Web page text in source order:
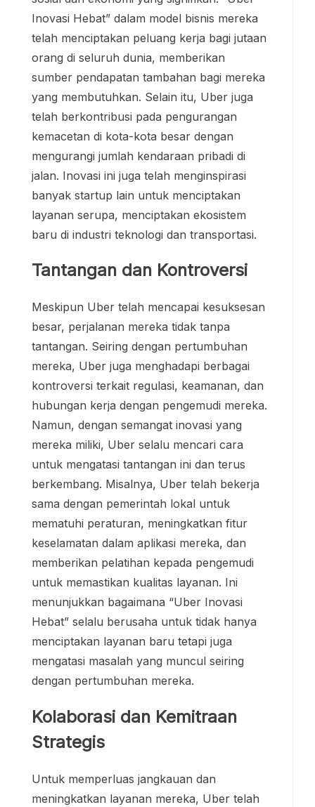
Inovasi Hebat” dalam model bisnis mereka
telah menciptakan peluang kerja bagi jutaan
orang di seluruh dunia, memberikan
sumber pendapatan tambahan bagi mereka
yang membutuhkan. Selain itu, Uber juga
telah berkontribusi pada pengurangan
kemacetan di kota-kota besar dengan
mengurangi jumlah kendaraan pribadi di
jalan. Inovasi ini juga telah menginspirasi
banyak startup lain untuk menciptakan
layanan serupa, menciptakan ekosistem
baru di industri teknologi dan transportasi.
Tantangan dan Kontroversi
Meskipun Uber telah mencapai kesuksesan
besar, perjalanan mereka tidak tanpa
tantangan. Seiring dengan pertumbuhan
mereka, Uber juga menghadapi berbagai
kontroversi terkait regulasi, keamanan, dan
hubungan kerja dengan pengemudi mereka.
Namun, dengan semangat inovasi yang
mereka miliki, Uber selalu mencari cara
untuk mengatasi tantangan ini dan terus
berkembang. Misalnya, Uber telah bekerja
sama dengan pemerintah lokal untuk
mematuhi peraturan, meningkatkan fitur
keselamatan dalam aplikasi mereka, dan
memberikan pelatihan kepada pengemudi
untuk memastikan kualitas layanan. Ini
menunjukkan bagaimana “Uber Inovasi
Hebat” selalu berusaha untuk tidak hanya
menciptakan layanan baru tetapi juga
mengatasi masalah yang muncul seiring
dengan pertumbuhan mereka.
Kolaborasi dan Kemitraan
Strategis
Untuk memperluas jangkauan dan
meningkatkan layanan mereka, Uber telah